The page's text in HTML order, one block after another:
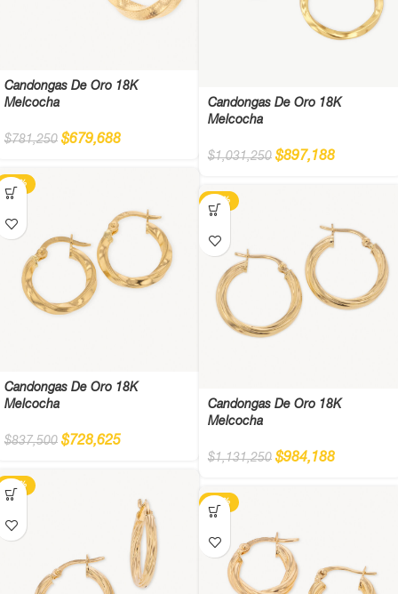
Candongas De Oro 18K
Melcocha
$781,250 $679,688
Candongas De Oro 18K
Melcocha
$1,031,250 $897,188
-13%
Candongas De Oro 18K
Melcocha
$837,500 $728,625
-13%
Candongas De Oro 18K
Melcocha
$1,131,250 $984,188
-13%
-13%